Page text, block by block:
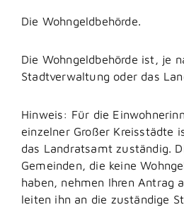
Die Wohngeldbehörde.
Die Wohngeldbehörde ist, je
Stadtverwaltung oder das
Hinweis: Für die
einzelner Großer Kreisstädte
das Landratsamt zuständig.
Gemeinden, die keine
haben, nehmen Ihren Antrag
leiten ihn an die zuständige